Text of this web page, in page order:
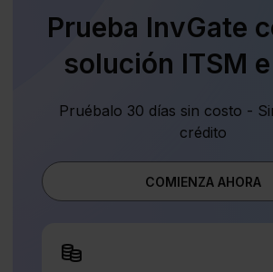
Prueba InvGate
solución ITSM
Pruébalo 30 días sin costo -
crédito
COMIENZA AHORA